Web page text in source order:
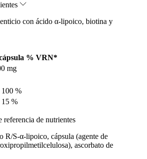
con ácido α-lipoico, biotina y
% VRN*
mg
100 %
15 %
de nutrientes
R/S-α-lipoico, cápsula (agente de
ascorbato de